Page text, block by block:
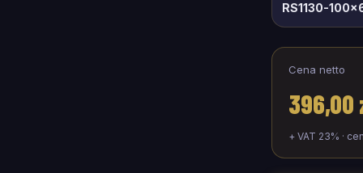
RS1130-
Cena netto
396,00
+ VAT 23% ·